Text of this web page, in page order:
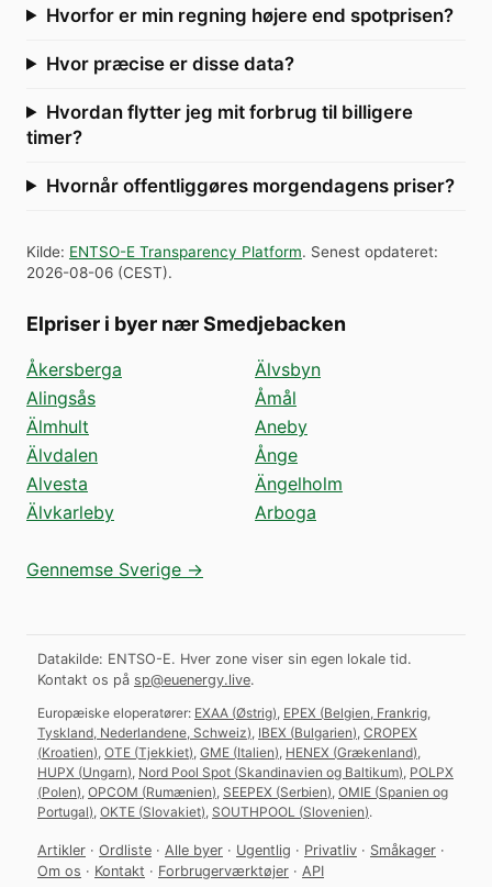
Hvorfor er min regning højere end spotprisen?
Hvor præcise er disse data?
Hvordan flytter jeg mit forbrug til billigere
timer?
Hvornår offentliggøres morgendagens priser?
Kilde: ENTSO-E Transparency Platform. Senest opdateret:
2026-08-06 (CEST).
Elpriser i byer nær Smedjebacken
Åkersberga
Alingsås
Älmhult
Älvdalen
Alvesta
Älvkarleby
Älvsbyn
Åmål
Aneby
Ånge
Ängelholm
Arboga
Gennemse Sverige →
Datakilde: ENTSO-E. Hver zone viser sin egen lokale tid.
Kontakt os på sp@euenergy.live.
Europæiske eloperatører: EXAA (Østrig) EPEX (Belgien, Frankrig,
Tyskland, Nederlandene, Schweiz) IBEX (Bulgarien) CROPEX
(Kroatien) OTE (Tjekkiet) GME (Italien) HENEX (Grækenland)
HUPX (Ungarn) Nord Pool Spot (Skandinavien og Baltikum) POLPX
(Polen) OPCOM (Rumænien) SEEPEX (Serbien) OMIE (Spanien og
Portugal) OKTE (Slovakiet) SOUTHPOOL (Slovenien).
Artikler · Ordliste · Alle byer · Ugentlig · Privatliv · Småkager ·
Om os · Kontakt · Forbrugerværktøjer · API